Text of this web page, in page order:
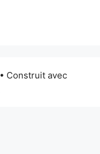
• Construit avec